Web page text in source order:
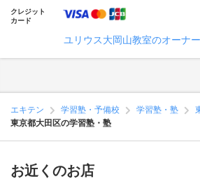
クレジット
カード
ユリウス大岡山教室のオーナ
エキテン 学習塾・予備校 学習塾・塾
東京都大田区の学習塾・塾
お近くのお店